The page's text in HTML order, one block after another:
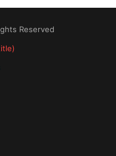
Reserved